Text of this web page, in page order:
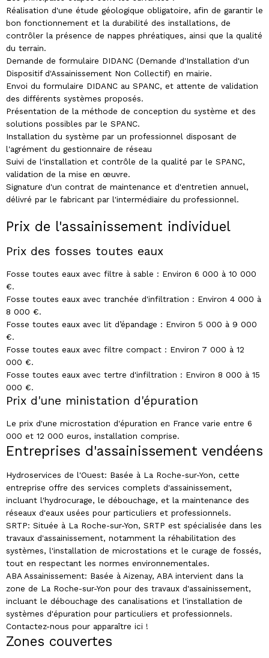
Réalisation d'une étude géologique obligatoire, afin de garantir le
bon fonctionnement et la durabilité des installations, de
contrôler la présence de nappes phréatiques, ainsi que la qualité
du terrain.
Demande de formulaire DIDANC (Demande d'Installation d'un
Dispositif d'Assainissement Non Collectif) en mairie.
Envoi du formulaire DIDANC au SPANC, et attente de validation
des différents systèmes proposés.
Présentation de la méthode de conception du système et des
solutions possibles par le SPANC.
Installation du système par un professionnel disposant de
l'agrément du gestionnaire de réseau
Suivi de l'installation et contrôle de la qualité par le SPANC,
validation de la mise en œuvre.
Signature d'un contrat de maintenance et d'entretien annuel,
délivré par le fabricant par l'intermédiaire du professionnel.
Prix de l'assainissement individuel
Prix des fosses toutes eaux
Fosse toutes eaux avec filtre à sable : Environ 6 000 à 10 000
€.
Fosse toutes eaux avec tranchée d'infiltration : Environ 4 000 à
8 000 €.
Fosse toutes eaux avec lit d’épandage : Environ 5 000 à 9 000
€.
Fosse toutes eaux avec filtre compact : Environ 7 000 à 12
000 €.
Fosse toutes eaux avec tertre d'infiltration : Environ 8 000 à 15
000 €.
Prix d'une ministation d'épuration
Le prix d'une microstation d'épuration en France varie entre 6
000 et 12 000 euros, installation comprise.
Entreprises d'assainissement vendéens
Hydroservices de l'Ouest: Basée à La Roche-sur-Yon, cette
entreprise offre des services complets d'assainissement,
incluant l'hydrocurage, le débouchage, et la maintenance des
réseaux d'eaux usées pour particuliers et professionnels.
SRTP: Située à La Roche-sur-Yon, SRTP est spécialisée dans les
travaux d'assainissement, notamment la réhabilitation des
systèmes, l'installation de microstations et le curage de fossés,
tout en respectant les normes environnementales.
ABA Assainissement: Basée à Aizenay, ABA intervient dans la
zone de La Roche-sur-Yon pour des travaux d'assainissement,
incluant le débouchage des canalisations et l'installation de
systèmes d'épuration pour particuliers et professionnels.
Contactez-nous pour apparaître ici !
Zones couvertes